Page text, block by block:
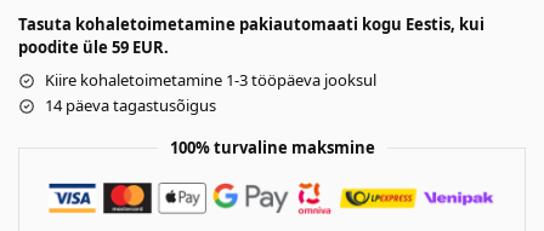
Tasuta kohaletoimetamine pakiautomaati kogu Eestis, kui
poodite üle 59 EUR.
Kiire kohaletoimetamine 1-3 tööpäeva jooksul
14 päeva tagastusõigus
100% turvaline maksmine